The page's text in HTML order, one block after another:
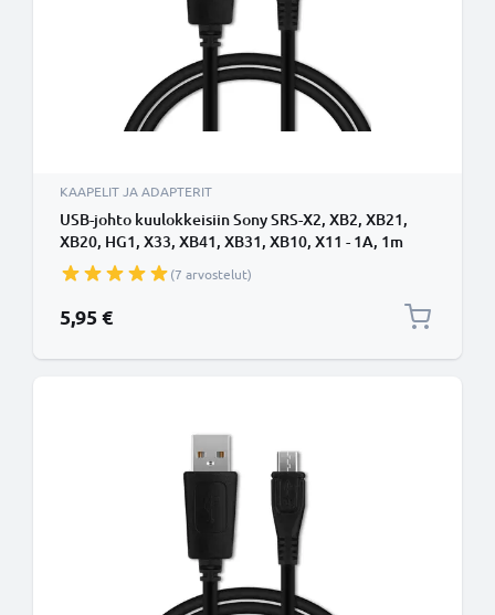
KAAPELIT JA ADAPTERIT
USB-johto kuulokkeisiin Sony SRS-X2, XB2, XB21,
XB20, HG1, X33, XB41, XB31, XB10, X11 - 1A, 1m
latausjohto. Musta PVC USB-kaapeli
(7 arvostelut)
5,95 €